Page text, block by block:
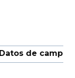
Datos de